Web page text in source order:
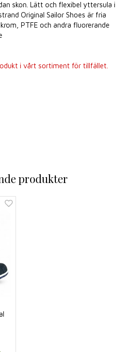
skon. Lätt och flexibel yttersula i
Original Sailor Shoes är fria
PTFE och andra fluorerande
i vårt sortiment för tillfället.
produkter